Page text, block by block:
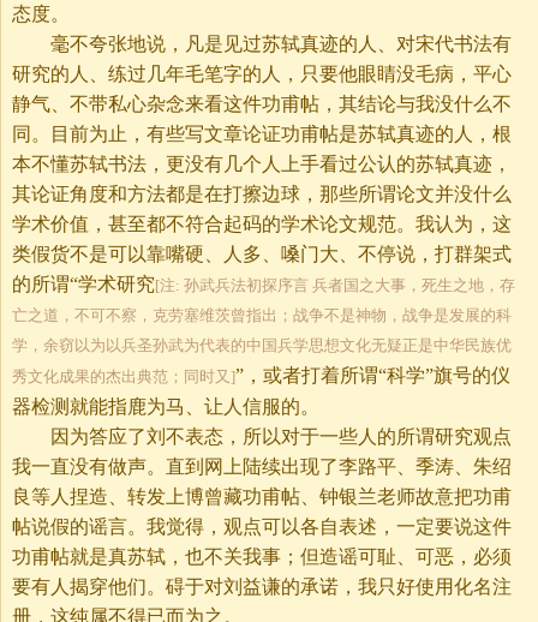
态度。
毫不夸张地说，凡是见过苏轼真迹的人、对宋代书法有
研究的人、练过几年毛笔字的人，只要他眼睛没毛病，平心
静气、不带私心杂念来看这件功甫帖，其结论与我没什么不
同。目前为止，有些写文章论证功甫帖是苏轼真迹的人，根
本不懂苏轼书法，更没有几个人上手看过公认的苏轼真迹，
其论证角度和方法都是在打擦边球，那些所谓论文并没什么
学术价值，甚至都不符合起码的学术论文规范。我认为，这
类假货不是可以靠嘴硬、人多、嗓门大、不停说，打群架式
的所谓“学术研究[注: 孙武兵法初探序言 兵者国之大事，死生之地，存
亡之道，不可不察，克劳塞维茨曾指出；战争不是神物，战争是发展的科
学，余窃以为以兵圣孙武为代表的中国兵学思想文化无疑正是中华民族优
秀文化成果的杰出典范；同时又]”，或者打着所谓“科学”旗号的仪
器检测就能指鹿为马、让人信服的。
因为答应了刘不表态，所以对于一些人的所谓研究观点
我一直没有做声。直到网上陆续出现了李路平、季涛、朱绍
良等人捏造、转发上博曾藏功甫帖、钟银兰老师故意把功甫
帖说假的谣言。我觉得，观点可以各自表述，一定要说这件
功甫帖就是真苏轼，也不关我事；但造谣可耻、可恶，必须
要有人揭穿他们。碍于对刘益谦的承诺，我只好使用化名注
册，这纯属不得已而为之。